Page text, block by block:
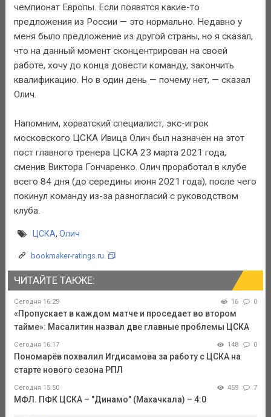
чемпионат Европы. Если появятся какие-то
предложения из России — это нормально. Недавно у
меня было предложение из другой страны, но я сказал,
что на данный момент сконцентрирован на своей
работе, хочу до конца довести команду, закончить
квалификацию. Но в один день — почему нет, — сказал
Олич.
Напомним, хорватский специалист, экс-игрок
московского ЦСКА Ивица Олич был назначен на этот
пост главного тренера ЦСКА 23 марта 2021 года,
сменив Виктора Гончаренко. Олич проработал в клубе
всего 84 дня (до середины июня 2021 года), после чего
покинул команду из-за разногласий с руководством
клуба.
ЦСКА, Олич
bookmaker-ratings.ru
ЧИТАЙТЕ ТАКЖЕ:
Сегодня 16:29 16 0
«Пропускает в каждом матче и проседает во втором
тайме»: Масалитин назвал две главные проблемы ЦСКА
Сегодня 16:17 148 0
Пономарёв похвалил Игдисамова за работу с ЦСКА на
старте нового сезона РПЛ
Сегодня 15:50 459 7
МФЛ. ПФК ЦСКА – "Динамо" (Махачкала) – 4:0